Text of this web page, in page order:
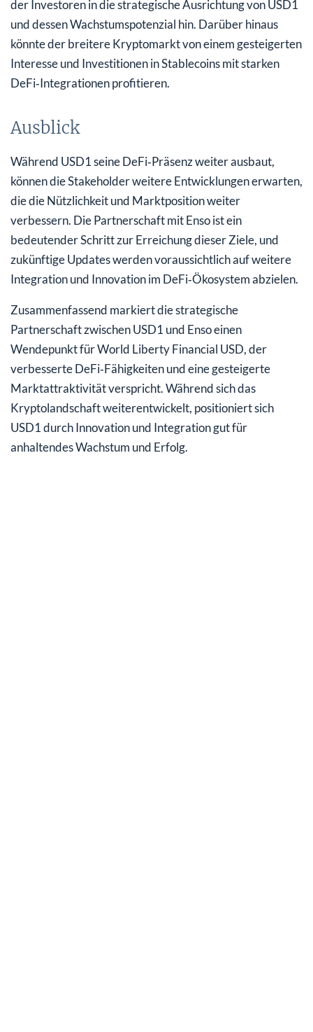
der Investoren in die strategische Ausrichtung von USD1
und dessen Wachstumspotenzial hin. Darüber hinaus
könnte der breitere Kryptomarkt von einem gesteigerten
Interesse und Investitionen in Stablecoins mit starken
DeFi‑Integrationen profitieren.
Ausblick
Während USD1 seine DeFi‑Präsenz weiter ausbaut,
können die Stakeholder weitere Entwicklungen erwarten,
die die Nützlichkeit und Marktposition weiter
verbessern. Die Partnerschaft mit Enso ist ein
bedeutender Schritt zur Erreichung dieser Ziele, und
zukünftige Updates werden voraussichtlich auf weitere
Integration und Innovation im DeFi‑Ökosystem abzielen.
Zusammenfassend markiert die strategische
Partnerschaft zwischen USD1 und Enso einen
Wendepunkt für World Liberty Financial USD, der
verbesserte DeFi‑Fähigkeiten und eine gesteigerte
Marktattraktivität verspricht. Während sich das
Kryptolandschaft weiterentwickelt, positioniert sich
USD1 durch Innovation und Integration gut für
anhaltendes Wachstum und Erfolg.